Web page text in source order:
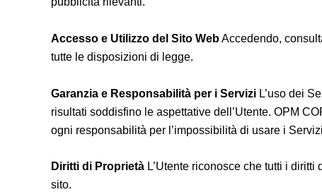
Accesso e Utilizzo del Sito WebAccedendo,
tutte le disposizioni di legge.
Garanzia e Responsabilità per i Servizi L’uso dei
risultati soddisfino le aspettative dell’Utente. OPM
ogni responsabilità per l’impossibilità di usare i
Diritti di Proprietà L’Utente riconosce che tutti i
sito.